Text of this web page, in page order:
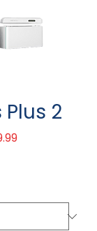
2
Sale Price